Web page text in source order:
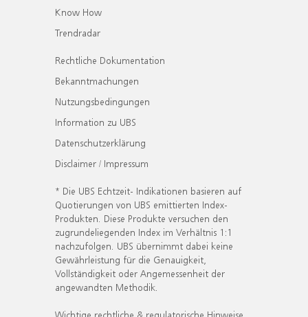
Know How
Trendradar
Rechtliche Dokumentation
Bekanntmachungen
Nutzungsbedingungen
Information zu UBS
Datenschutzerklärung
Disclaimer / Impressum
* Die UBS Echtzeit- Indikationen basieren auf
Quotierungen von UBS emittierten Index-
Produkten. Diese Produkte versuchen den
zugrundeliegenden Index im Verhältnis 1:1
nachzufolgen. UBS übernimmt dabei keine
Gewährleistung für die Genauigkeit,
Vollständigkeit oder Angemessenheit der
angewandten Methodik.